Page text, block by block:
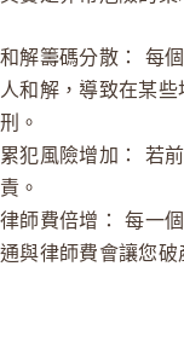
和解籌碼分散：
每
人和解，導致在某
刑。
累犯風險增加：
若
責。
律師費倍增： 每一
通與律師費會讓您破